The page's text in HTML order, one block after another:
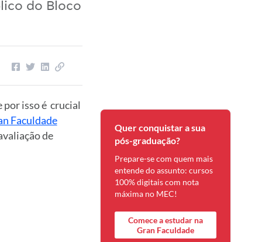
do Bloco
por isso é crucial
Faculdade
de
Quer conquistar a sua
pós-graduação?
Prepare-se com quem mais
entende do assunto: cursos
100% digitais com nota
máxima no MEC!
Comece a estudar na
Gran Faculdade